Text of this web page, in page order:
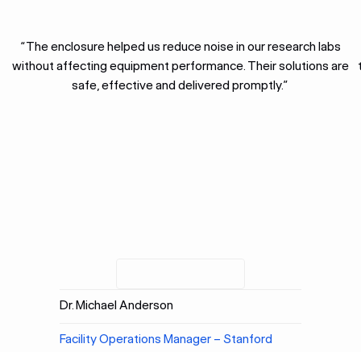
“The enclosure helped us reduce noise in our research labs
without affecting equipment performance. Their solutions are
safe, effective and delivered promptly.”
Dr. Michael Anderson
Facility Operations Manager – Stanford